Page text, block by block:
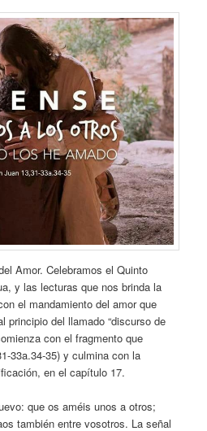
Amor. Celebramos el Quinto
y las lecturas que nos brinda la
el mandamiento del amor que
del llamado “discurso de
con el fragmento que
33a.34-35) y culmina con la
en el capítulo 17.
que os améis unos a otros;
también entre vosotros. La señal